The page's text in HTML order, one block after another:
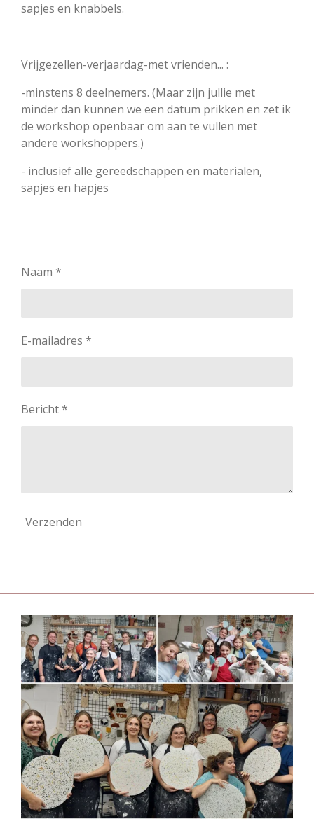
sapjes en knabbels.
Vrijgezellen-verjaardag-met vrienden... :
-minstens 8 deelnemers. (Maar zijn jullie met
minder dan kunnen we een datum prikken en zet ik
de workshop openbaar om aan te vullen met
andere workshoppers.)
- inclusief alle gereedschappen en materialen,
sapjes en hapjes
Naam *
E-mailadres *
Bericht *
Verzenden